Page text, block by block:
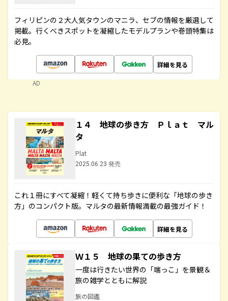
フィリピンの２大人気タウンのマニラ、セブの情報を厳選して
掲載。行くべきスポットを凝縮したモデルプランや巻頭特集は
必見。
詳細を見る
AD
１４ 地球の歩き方 Ｐｌａｔ マル
タ
Plat
2025.06.23 発売
これ１冊にすべて凝縮！軽くて持ち歩きに便利な「地球の歩き
方」のコンパクト版。マルタの最新情報満載の最強ガイド！
詳細を見る
Ｗ１５ 地球の果ての歩き方
一度は行きたい世界の「端っこ」を景観＆
旅の雑学とともに解説
旅の図鑑